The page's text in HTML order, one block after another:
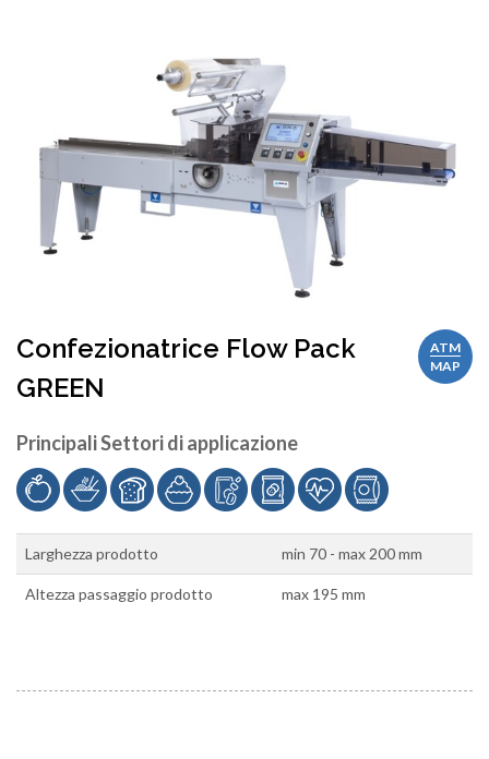
ATM
MAP
Confezionatrice Flow Pack
GREEN
Principali Settori di applicazione
Larghezza prodotto min 70 - max 200 mm
Altezza passaggio prodotto max 195 mm